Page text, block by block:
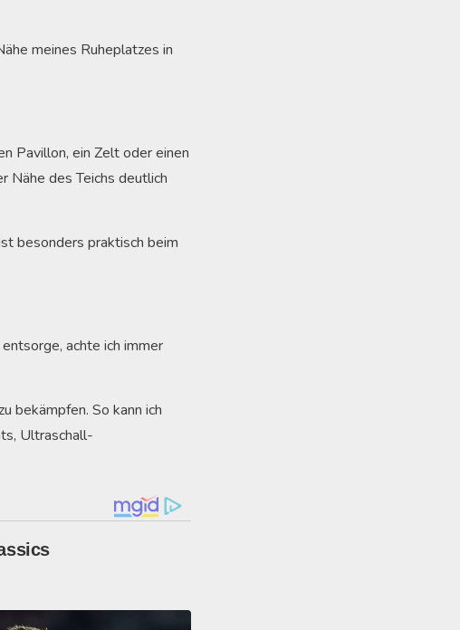
meines Ruheplatzes in
Pavillon, ein Zelt oder einen
Nähe des Teichs deutlich
besonders praktisch beim
achte ich immer
bekämpfen. So kann ich
Ultraschall-